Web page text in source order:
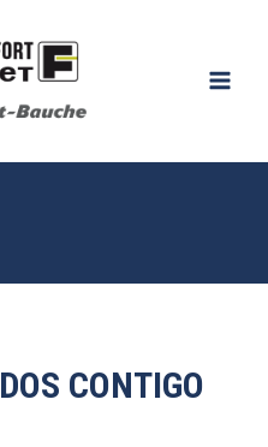
CONTIGO